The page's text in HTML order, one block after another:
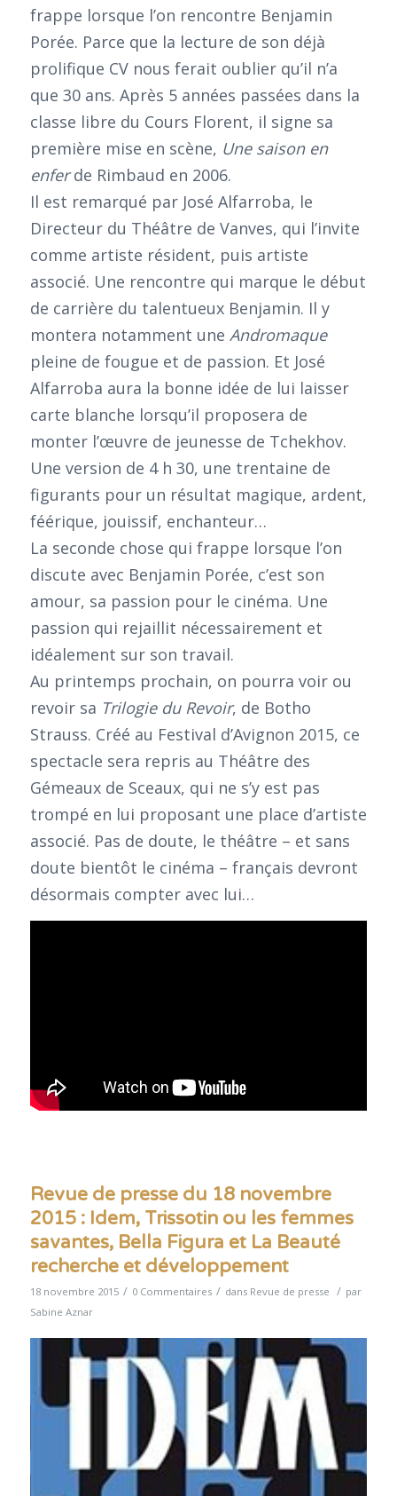
frappe lorsque l’on rencontre Benjamin
Porée. Parce que la lecture de son déjà
prolifique CV nous ferait oublier qu’il n’a
que 30 ans. Après 5 années passées dans la
classe libre du Cours Florent, il signe sa
première mise en scène, Une saison en
enferde Rimbaud en 2006.
Il est remarqué par José Alfarroba, le
Directeur du Théâtre de Vanves, qui l’invite
comme artiste résident, puis artiste
associé. Une rencontre qui marque le début
de carrière du talentueux Benjamin. Il y
montera notamment une Andromaque
pleine de fougue et de passion. Et José
Alfarroba aura la bonne idée de lui laisser
carte blanche lorsqu’il proposera de
monter l’œuvre de jeunesse de Tchekhov.
Une version de 4 h 30, une trentaine de
figurants pour un résultat magique, ardent,
féérique, jouissif, enchanteur…
La seconde chose qui frappe lorsque l’on
discute avec Benjamin Porée, c’est son
amour, sa passion pour le cinéma. Une
passion qui rejaillit nécessairement et
idéalement sur son travail.
Au printemps prochain, on pourra voir ou
revoir sa Trilogie du Revoir, de Botho
Strauss. Créé au Festival d’Avignon 2015, ce
spectacle sera repris au Théâtre des
Gémeaux de Sceaux, qui ne s’y est pas
trompé en lui proposant une place d’artiste
associé. Pas de doute, le théâtre – et sans
doute bientôt le cinéma – français devront
désormais compter avec lui…
Revue de presse du 18 novembre
2015 : Idem, Trissotin ou les femmes
savantes, Bella Figura et La Beauté
recherche et développement
18 novembre 2015 / 0 Commentaires / dans Revue de presse / par
Sabine Aznar